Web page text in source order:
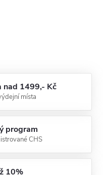
nad 1499,- Kč
místa
program
CHS
10%